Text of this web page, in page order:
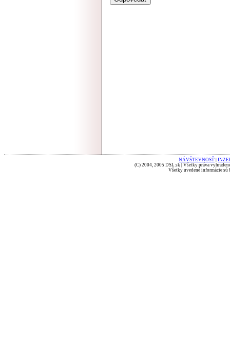
NÁVŠTEVNOSŤ
(C) 2004, 2005 DSL.sk | Všetky práva
Všetky uvedené informácie sú